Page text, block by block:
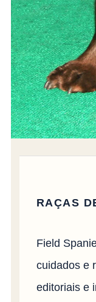
RAÇAS
Field
cuidados e
editoriais e